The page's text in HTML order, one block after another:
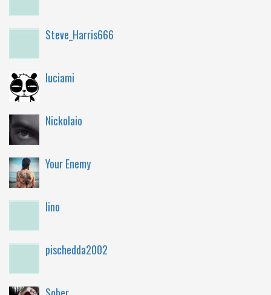
Steve_Harris666
luciami
Nickolaio
Your Enemy
lino
pischedda2002